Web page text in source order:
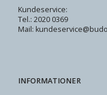
Kundeservice:
Tel.: 2020 0369
Mail:
INFORMATIONER